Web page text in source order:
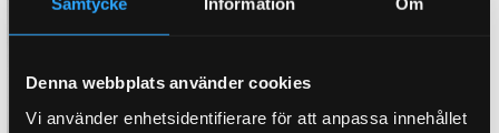
Denna webbplats använder cookies
Vi använder enhetsidentifierare för att anpassa innehållet